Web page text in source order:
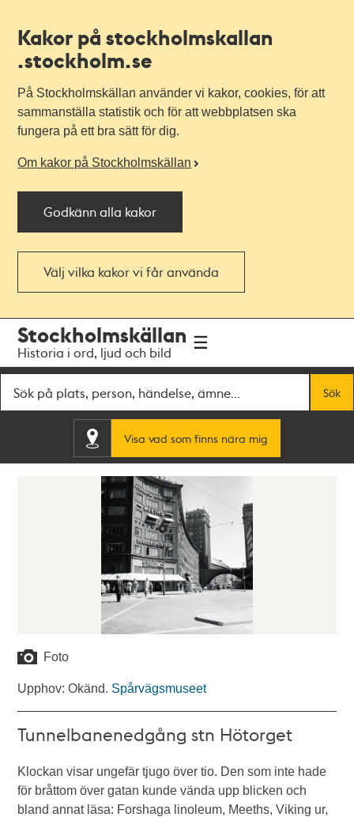
Kakor på stockholmskallan
.stockholm.se
På Stockholmskällan använder vi kakor, cookies, för att
sammanställa statistik och för att webbplatsen ska
fungera på ett bra sätt för dig.
Om kakor på Stockholmskällan
Godkänn alla kakor
Välj vilka kakor vi får använda
navigationen
huvudinnehållet
Stockholmskällan
Historia i ord, ljud och bild
Sök
Visa vad som finns nära mig
Foto
Upphov: Okänd. Spårvägsmuseet
Tunnelbanenedgång stn Hötorget
Klockan visar ungefär tjugo över tio. Den som inte hade
för bråttom över gatan kunde vända upp blicken och
bland annat läsa: Forshaga linoleum, Meeths, Viking ur,